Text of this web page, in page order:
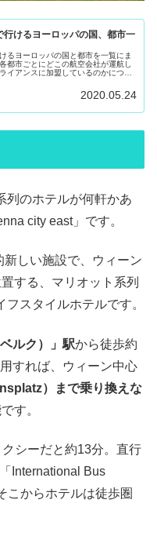
行けるヨーロッパの国、都市一
るヨーロッパの国と都市を一覧にま
都市ごとにどこの航空会社が運航し
イアンスに加盟しているのかについ
2020.05.24
列のホテルが何軒かあ
city east」です。
しい施設で、ウィーン
する、マリオット系列
スタイルホテルです。
ルク）」駅から徒歩約
すれば、ウィーン中心
）まで乗り換えな
す。
シーだと約13分。直行
International Bus
こからホテルは徒歩圏